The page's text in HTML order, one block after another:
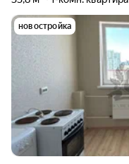
новостройка